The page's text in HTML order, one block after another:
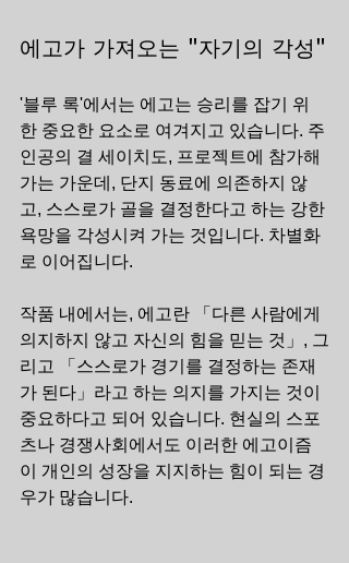
에고가 가져오는 "자기의 각성"
'블루 록'에서는 에고는 승리를 잡기 위
한 중요한 요소로 여겨지고 있습니다. 주
인공의 결 세이치도, 프로젝트에 참가해
가는 가운데, 단지 동료에 의존하지 않
고, 스스로가 골을 결정한다고 하는 강한
욕망을 각성시켜 가는 것입니다. 차별화
로 이어집니다.
작품 내에서는, 에고란 「다른 사람에게
의지하지 않고 자신의 힘을 믿는 것」, 그
리고 「스스로가 경기를 결정하는 존재
가 된다」라고 하는 의지를 가지는 것이
중요하다고 되어 있습니다. 현실의 스포
츠나 경쟁사회에서도 이러한 에고이즘
이 개인의 성장을 지지하는 힘이 되는 경
우가 많습니다.